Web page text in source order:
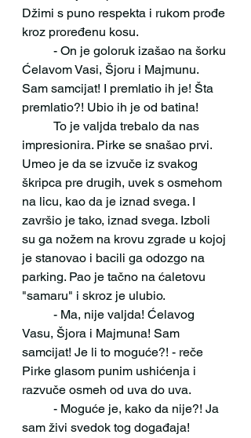
Džimi s puno respekta i rukom prođe
kroz proređenu kosu.
Ćelavom Vasi, Šjoru i Majmunu.
Sam samcijat! I premlatio ih je! Šta
premlatio?! Ubio ih je od batina!
impresionira. Pirke se snašao prvi.
Umeo je da se izvuče iz svakog
škripca pre drugih, uvek s osmehom
na licu, kao da je iznad svega. I
završio je tako, iznad svega. Izboli
su ga nožem na krovu zgrade u kojoj
je stanovao i bacili ga odozgo na
parking. Pao je tačno na ćaletovu
"samaru" i skroz je ulubio.
Vasu, Šjora i Majmuna! Sam
samcijat! Je li to moguće?! - reče
Pirke glasom punim ushićenja i
razvuče osmeh od uva do uva.
sam živi svedok tog događaja!